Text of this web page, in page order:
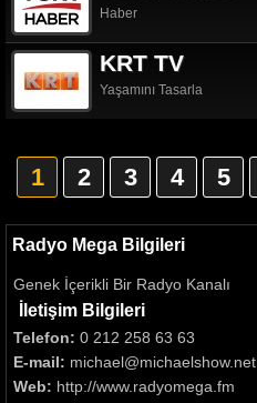
Haber
KRT TV
Yaşamını Tasarla
1 2 3 4 5
Radyo Mega Bilgileri
Genek İçerikli Bir Radyo Kanalı
İletişim Bilgileri
Telefon: 0 212 258 63 63
E-mail: michael@michaelshow.net
Web: http://www.radyomega.fm